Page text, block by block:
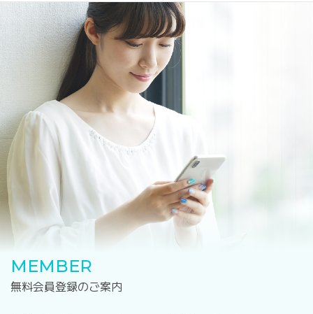
MEMBER
無料会員登録のご案内